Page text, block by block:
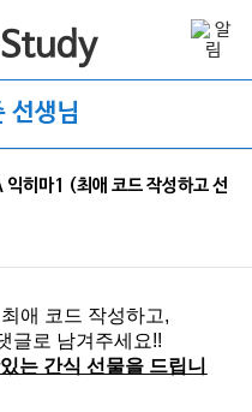
선생님
히마1 (최애 코드 작성하고 선
애 코드 작성하고,
글로 남겨주세요!!
는 간식 선물을 드립니